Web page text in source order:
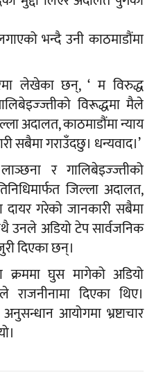
भन्‍दै उनी काठमाडौंमा
लेखेका छन्, ‘ म विरुद्ध
विरूद्धमा मैले
अदालत, काठमाडौंमा न्याय
सबैमा गराउँदछु। धन्यवाद।’
र गालिबेइज्ज्तीको
जिल्ला अदालत,
दायर गरेको जानकारी सबैमा
उनले अडियो टेप सार्वजनिक
दिएका छन्।
क्रममा घुस मागेको अडियो
राजनीनामा दिएका थिए।
आयोगमा भ्रष्टाचार